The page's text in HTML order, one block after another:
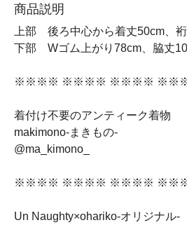
商品説明
上部 後ろ中心から着丈50cm、
下部 Wゴム上がり78cm、脇丈
※※※※ ※※※※ ※※※※
着付け不要のアンティーク着物
makimono-まきもの-
@ma_kimono_
※※※※ ※※※※ ※※※※
Un Naughty×ohariko-オリジナル-